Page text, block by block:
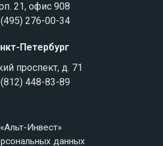
21, офис 908
276-00-34
Петербург
проспект, д. 71
448-83-89
Инвест»
данных